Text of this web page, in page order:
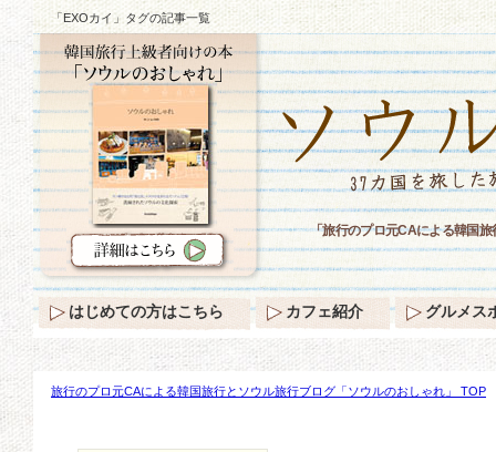
「EXOカイ」タグの記事一覧
旅行のプロ元CAによる韓国旅行とソウル旅行ブログ「ソウルのおしゃれ」 TOP
「旅行のプロ元CAによる韓国
はじめての方はこちら カフェ紹介 グルメス